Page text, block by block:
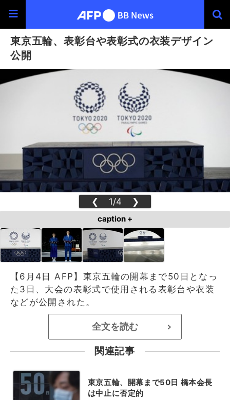
東京五輪、表彰台や表彰式の衣装デザイン
公開
❮ 1/4 ❯
caption +
【6月4日 AFP】東京五輪の開幕まで50日となっ
た3日、大会の表彰式で使用される表彰台や衣装
などが公開された。
全文を読む >
関連記事
東京五輪、開幕まで50日 橋本会長
は中止に否定的